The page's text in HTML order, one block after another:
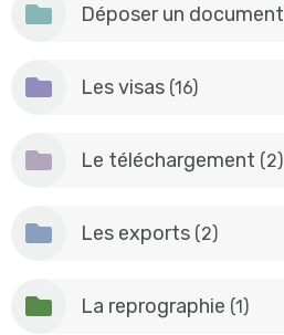
Déposer un document
Les visas (16)
Le téléchargement (2)
Les exports (2)
La reprographie (1)